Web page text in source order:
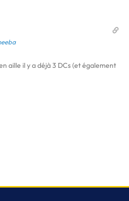
aille il y a déjà 3 DCs (et également